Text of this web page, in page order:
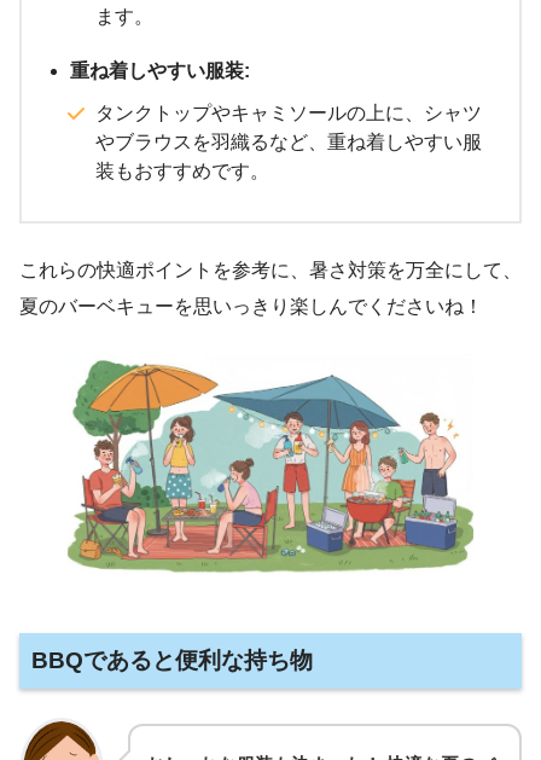
ます。
重ね着しやすい服装:
タンクトップやキャミソールの上に、シャツ
やブラウスを羽織るなど、重ね着しやすい服
装もおすすめです。
これらの快適ポイントを参考に、暑さ対策を万全にして、
夏のバーベキューを思いっきり楽しんでくださいね！
BBQであると便利な持ち物